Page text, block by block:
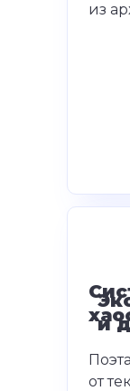
из
и
от